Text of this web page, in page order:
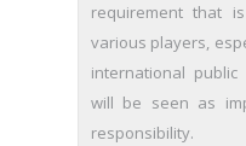
requirement that
various players,
international
will be seen as
responsibility.